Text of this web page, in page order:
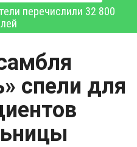
перечислили 32 800
спели для